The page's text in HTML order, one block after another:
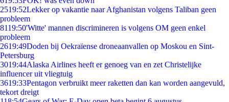
2519:52Lekker op vakantie naar Afghanistan volgens Taliban geen
probleem
8119:50'Witte' mannen discrimineren is volgens OM geen enkel
probleem
2619:49Doden bij Oekraïense droneaanvallen op Moskou en Sint-
Petersburg
3019:44Alaska Airlines heeft er genoeg van en zet Christelijke
influencer uit vliegtuig
3619:33Pentagon verbruikt meer raketten dan kan worden aangevuld,
tekort dreigt